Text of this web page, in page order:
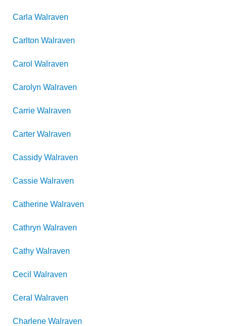
Carla Walraven
Carlton Walraven
Carol Walraven
Carolyn Walraven
Carrie Walraven
Carter Walraven
Cassidy Walraven
Cassie Walraven
Catherine Walraven
Cathryn Walraven
Cathy Walraven
Cecil Walraven
Ceral Walraven
Charlene Walraven